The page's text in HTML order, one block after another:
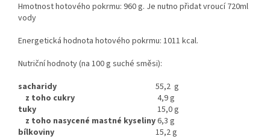
Hmotnost hotového pokrmu: 960 g. Je nutno přidat vroucí 720ml
vody
Energetická hodnota hotového pokrmu: 1011 kcal.
Nutriční hodnoty (na 100 g suché směsi):
sacharidy
z toho cukry
55,2 g
4,9 g
tuky
z toho nasycené mastné kyseliny
15,0 g
6,3 g
bílkoviny
15,2 g